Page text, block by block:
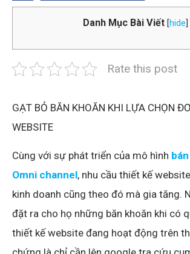
Danh Mục Bài Viết [hide
Rate this post
GẠT BỎ BĂN KHOĂN KHI LỰA CHỌN
WEBSITE
Cùng với sự phát triển của mô hình
Omni channel, nhu cầu thiết kế
kinh doanh cũng theo đó mà gia tăng.
đặt ra cho họ những băn khoăn khi có
thiết kế website đang hoạt động trên